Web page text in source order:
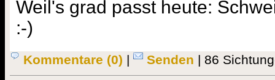
Weil's grad passt heute:
:-)
Kommentare (0) | Senden | 86